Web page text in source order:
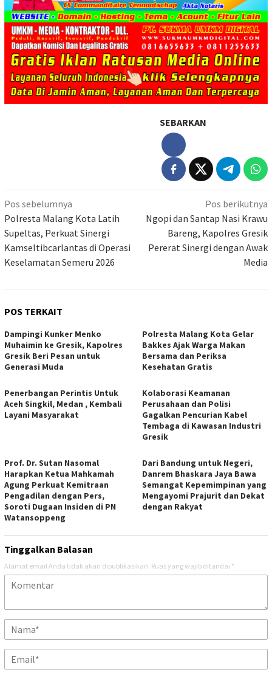
SEBARKAN
Navigasi
pos
Pos sebelumnya
Polresta Malang Kota Latih
Supeltas, Perkuat Sinergi
Kamseltibcarlantas di Operasi
Keselamatan Semeru 2026
Pos berikutnya
Ngopi dan Santap Nasi Krawu
Bareng, Kapolres Gresik
Pererat Sinergi dengan Awak
Media
POS TERKAIT
Dampingi Kunker Menko
Muhaimin ke Gresik, Kapolres
Gresik Beri Pesan untuk
Generasi Muda
Polresta Malang Kota Gelar
Bakkes Ajak Warga Makan
Bersama dan Periksa
Kesehatan Gratis
Penerbangan Perintis Untuk
Aceh Singkil, Medan , Kembali
Layani Masyarakat
Kolaborasi Keamanan
Perusahaan dan Polisi
Gagalkan Pencurian Kabel
Tembaga di Kawasan Industri
Gresik
Prof. Dr. Sutan Nasomal
Harapkan Ketua Mahkamah
Agung Perkuat Kemitraan
Pengadilan dengan Pers,
Soroti Dugaan Insiden di PN
Watansoppeng
Dari Bandung untuk Negeri,
Danrem Bhaskara Jaya Bawa
Semangat Kepemimpinan yang
Mengayomi Prajurit dan Dekat
dengan Rakyat
Tinggalkan Balasan
Alamat email Anda tidak akan dipublikasikan. Ruas yang wajib ditandai *